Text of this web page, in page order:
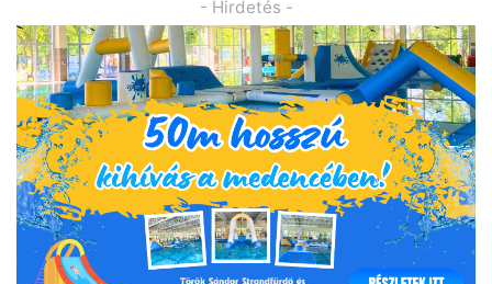
- Hirdetés -